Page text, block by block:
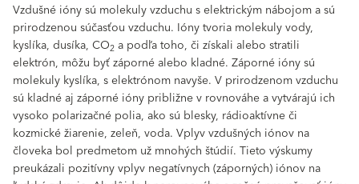
Vzdušné ióny sú molekuly vzduchu s elektrickým nábojom a sú
prirodzenou súčasťou vzduchu. Ióny tvoria molekuly vody,
kyslíka, dusíka, CO2 a podľa toho, či získali alebo stratili
elektrón, môžu byť záporné alebo kladné. Záporné ióny sú
molekuly kyslíka, s elektrónom navyše. V prirodzenom vzduchu
sú kladné aj záporné ióny približne v rovnováhe a vytvárajú ich
vysoko polarizačné polia, ako sú blesky, rádioaktívne či
kozmické žiarenie, zeleň, voda. Vplyv vzdušných iónov na
človeka bol predmetom už mnohých štúdií. Tieto výskumy
preukázali pozitívny vplyv negatívnych (záporných) iónov na